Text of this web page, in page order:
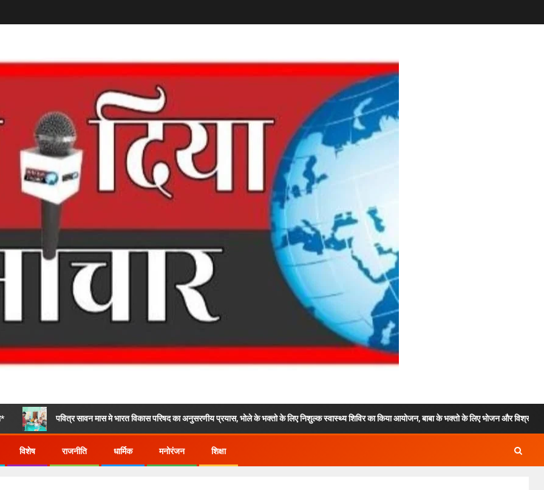
पवित्र सावन मास मे भारत विकास परिषद का अनुसरणीय प्रयास, भोले के भक्तो के लिए निशुल्क स्वास्थ्य शिविर का किया आयोजन, बाबा के भक्तो के लिए भोजन और विश्राम की भी रही वयवस्था !
विशेष राजनीति धार्मिक मनोरंजन शिक्षा